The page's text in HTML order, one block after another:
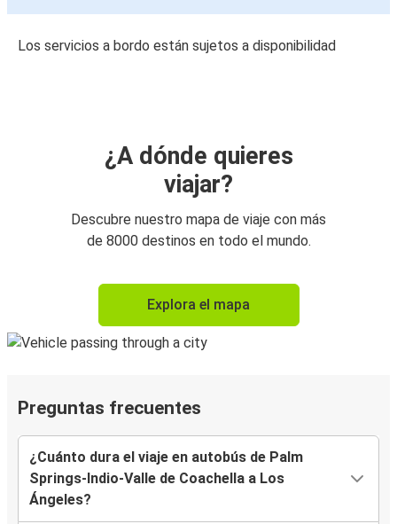
Los servicios a bordo están sujetos a disponibilidad
¿A dónde quieres
viajar?
Descubre nuestro mapa de viaje con más
de 8000 destinos en todo el mundo.
Explora el mapa
Preguntas frecuentes
¿Cuánto dura el viaje en autobús de Palm
Springs-Indio-Valle de Coachella a Los
Ángeles?